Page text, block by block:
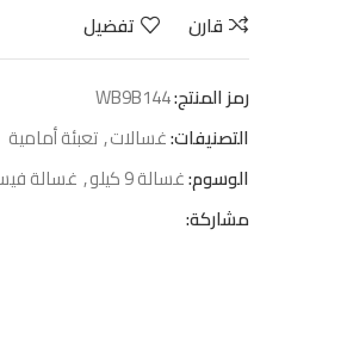
قارن تفضيل
رمز المنتج:WB9B144
التصنيفات:غسالات,تعبئة أمامية
الوسوم:غسالة 9 كيلو , غسالة
مشاركة: